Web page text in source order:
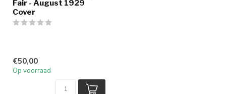
Fair - August 1929
Cover
€50,00
Op voorraad